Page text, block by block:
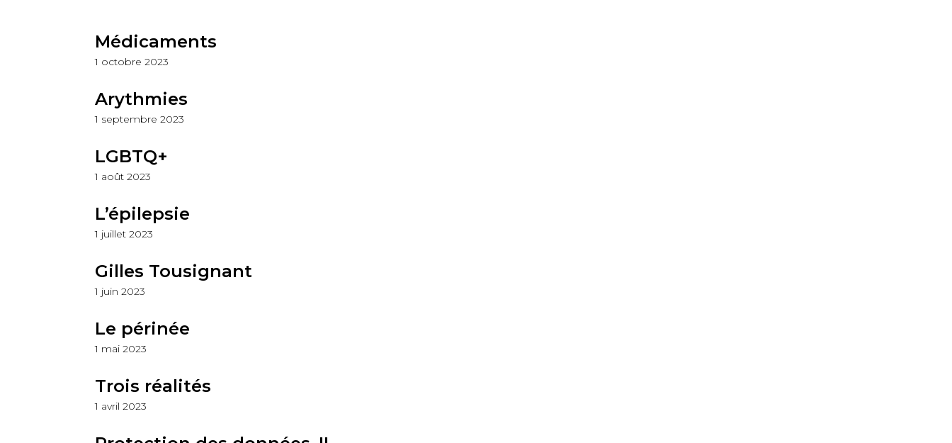
Médicaments
1 octobre 2023
Arythmies
1 septembre 2023
LGBTQ+
1 août 2023
L’épilepsie
1 juillet 2023
Gilles Tousignant
1 juin 2023
Le périnée
1 mai 2023
Trois réalités
1 avril 2023